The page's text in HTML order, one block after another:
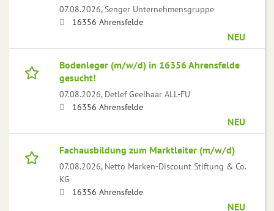
07.08.2026,Senger Unternehmensgruppe
16356 Ahrensfelde
NEU
Bodenleger (m/w/d) in 16356 Ahrensfelde
gesucht!
07.08.2026, Detlef Geelhaar ALL-FU
16356 Ahrensfelde
NEU
Fachausbildung zum Marktleiter (m/w/d)
07.08.2026, Netto Marken-Discount Stiftung & Co.
KG
16356 Ahrensfelde
NEU